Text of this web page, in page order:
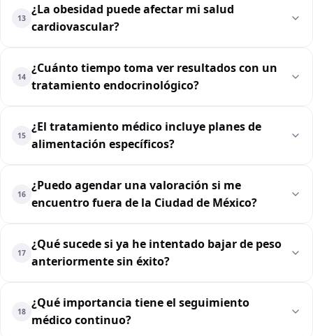
13
¿La obesidad puede afectar mi salud
cardiovascular?
14
¿Cuánto tiempo toma ver resultados con un
tratamiento endocrinológico?
15
¿El tratamiento médico incluye planes de
alimentación específicos?
16
¿Puedo agendar una valoración si me
encuentro fuera de la Ciudad de México?
17
¿Qué sucede si ya he intentado bajar de peso
anteriormente sin éxito?
18
¿Qué importancia tiene el seguimiento
médico continuo?